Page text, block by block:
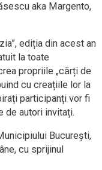
aka Margento,
ediția din acest an
la toate
propriile „cărți de
cu creațiile lor la
participanți vor fi
de autori invitați.
București,
cu sprijinul